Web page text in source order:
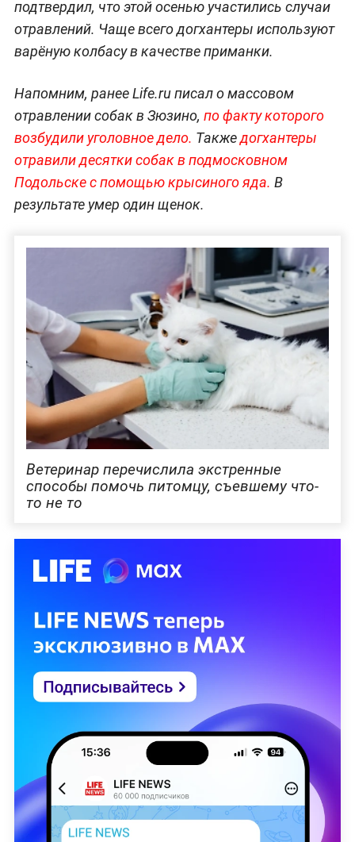
подтвердил, что этой осенью участились случаи
отравлений. Чаще всего догхантеры используют
варёную колбасу в качестве приманки.
Напомним, ранее Life.ru писал о массовом
отравлении собак в Зюзино, по факту которого
возбудили уголовное дело. Такжедогхантеры
отравили десятки собак в подмосковном
Подольске с помощью крысиного яда. В
результате умер один щенок.
Ветеринар перечислила экстренные
способы помочь питомцу, съевшему что-
то не то